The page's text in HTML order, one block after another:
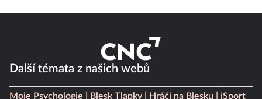
Další témata z našich webů
Moje Psychologie Blesk Tlapky Hráči na Blesku
iSport